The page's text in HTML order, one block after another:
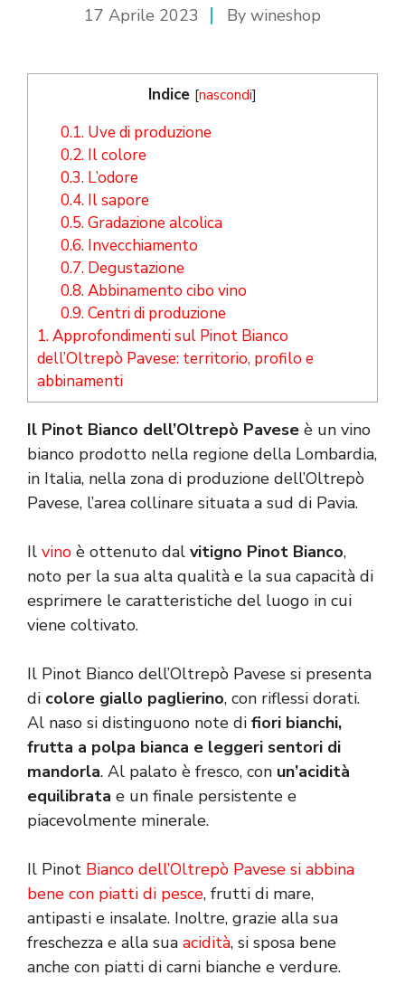
17 Aprile 2023 By wineshop
Indice [nascondi]
0.1.Uve di produzione
0.2.Il colore
0.3.L’odore
0.4.Il sapore
0.5.Gradazione alcolica
0.6.Invecchiamento
0.7.Degustazione
0.8.Abbinamento cibo vino
0.9.Centri di produzione
1.Approfondimenti sul Pinot Bianco
dell’Oltrepò Pavese: territorio, profilo e
abbinamenti
Il Pinot Bianco dell’Oltrepò Pavese è un vino
bianco prodotto nella regione della Lombardia,
in Italia, nella zona di produzione dell’Oltrepò
Pavese, l’area collinare situata a sud di Pavia.
Il vino è ottenuto dal vitigno Pinot Bianco,
noto per la sua alta qualità e la sua capacità di
esprimere le caratteristiche del luogo in cui
viene coltivato.
Il Pinot Bianco dell’Oltrepò Pavese si presenta
di colore giallo paglierino, con riflessi dorati.
Al naso si distinguono note di fiori bianchi,
frutta a polpa bianca e leggeri sentori di
mandorla. Al palato è fresco, con un’acidità
equilibrata e un finale persistente e
piacevolmente minerale.
Il Pinot Bianco dell’Oltrepò Pavese si abbina
bene con piatti di pesce, frutti di mare,
antipasti e insalate. Inoltre, grazie alla sua
freschezza e alla sua acidità, si sposa bene
anche con piatti di carni bianche e verdure.